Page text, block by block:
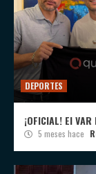
DEPORTES
¡OFICIAL! El
5 meses hace